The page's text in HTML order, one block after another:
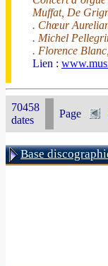
Muffat, De
. Chœur
. Michel
. Florence
Lien :
70458
dates
Page
Base